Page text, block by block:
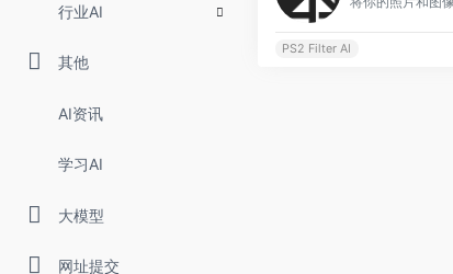
行业AI
其他
AI资讯
学习AI
大模型
网址提交
PS2 Filter AI